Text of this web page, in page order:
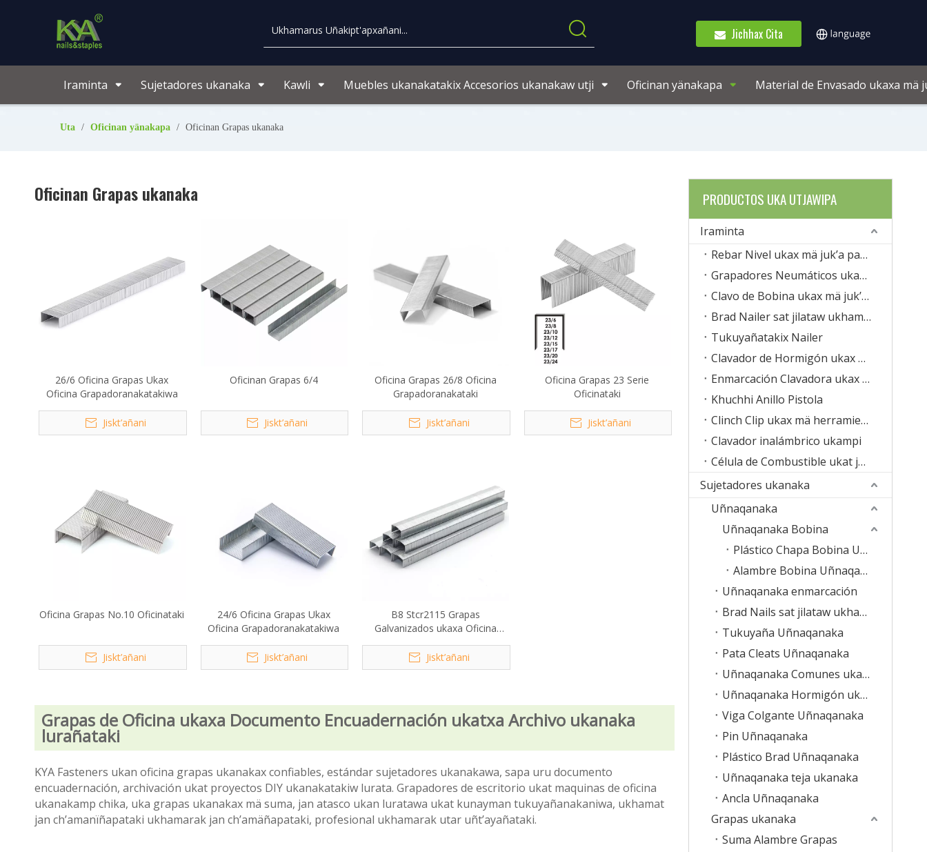
Jichhax Cita
Iraminta Sujetadores ukanaka Kawli Muebles ukanakatakix Accesorios ukanakaw utji Oficinan yänakapa Material de Envasado ukaxa mä
Uta / Oficinan yänakapa / Oficinan Grapas ukanaka
Oficinan Grapas ukanaka
26/6 Oficina Grapas Ukax
Oficina Grapadoranakatakiwa
Jiskt’añani
Oficinan Grapas 6/4
Jiskt’añani
Oficina Grapas 26/8 Oficina
Grapadoranakataki
Jiskt’añani
Oficina Grapas 23 Serie
Oficinataki
Jiskt’añani
Oficina Grapas No.10 Oficinataki
Jiskt’añani
24/6 Oficina Grapas Ukax
Oficina Grapadoranakatakiwa
Jiskt’añani
B8 Stcr2115 Grapas
Galvanizados ukaxa Oficina
ukhamaraki Escuela ukataki
Jiskt’añani
Grapas de Oficina ukaxa Documento Encuadernación ukatxa Archivo ukanaka
lurañataki
KYA Fasteners ukan oficina grapas ukanakax confiables, estándar sujetadores ukanakawa, sapa uru documento
encuadernación, archivación ukat proyectos DIY ukanakatakiw lurata. Grapadores de escritorio ukat maquinas de oficina
ukanakamp chika, uka grapas ukanakax mä suma, jan atasco ukan luratawa ukat kunayman tukuyañanakaniwa, ukhamat
jan ch’amanïñapataki ukhamarak jan ch’amäñapataki, profesional ukhamarak utar uñt’ayañataki.
PRODUCTOS UKA UTJAWIPA
Iraminta
Rebar Nivel ukax mä juk’a pachanakanwa
Grapadores Neumáticos ukanaka
Clavo de Bobina ukax mä juk’a pachanakanwa
Brad Nailer sat jilataw ukham luräna
Tukuyañatakix Nailer
Clavador de Hormigón ukax mä juk’a pachanakanwa
Enmarcación Clavadora ukax mä jach’a uñacht’äwiwa
Khuchhi Anillo Pistola
Clinch Clip ukax mä herramienta ukhamawa
Clavador inalámbrico ukampi
Célula de Combustible ukat juk’ampinaka
Sujetadores ukanaka
Uñnaqanaka
Uñnaqanaka Bobina
Plástico Chapa Bobina Uñnaqanaka
Alambre Bobina Uñnaqanaka
Uñnaqanaka enmarcación
Brad Nails sat jilataw ukham luräna
Tukuyaña Uñnaqanaka
Pata Cleats Uñnaqanaka
Uñnaqanaka Comunes ukanaka
Uñnaqanaka Hormigón ukata
Viga Colgante Uñnaqanaka
Pin Uñnaqanaka
Plástico Brad Uñnaqanaka
Uñnaqanaka teja ukanaka
Ancla Uñnaqanaka
Grapas ukanaka
Suma Alambre Grapas